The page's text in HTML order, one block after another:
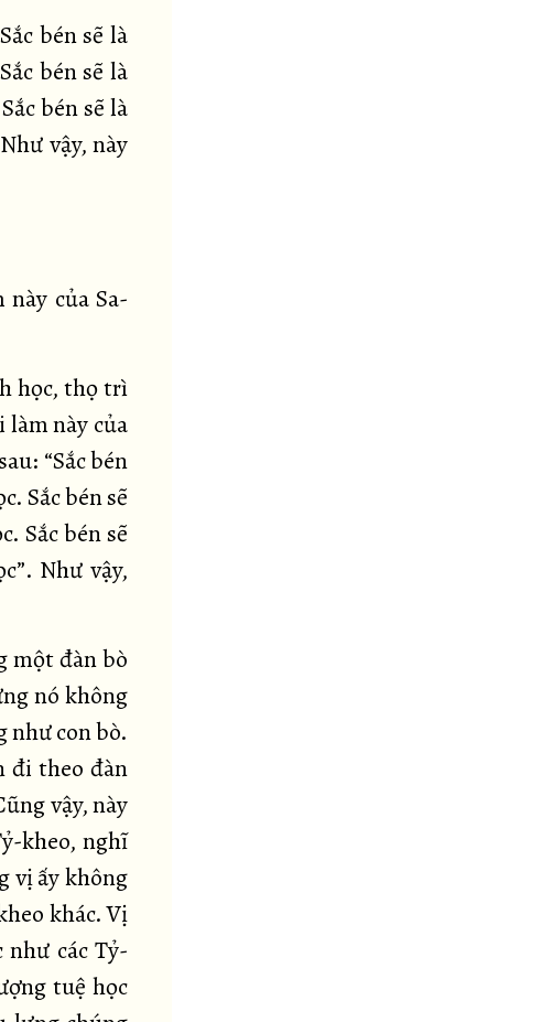
bén sẽ là
bén sẽ là
bén sẽ là
vậy, này
của Sa-
học, thọ trì
này của
“Sắc bén
Sắc bén sẽ
Sắc bén sẽ
Như vậy,
một đàn bò
nó không
như con bò.
đi theo đàn
vậy, này
kheo, nghĩ
vị ấy không
khác. Vị
các Tỷ-
tuệ học